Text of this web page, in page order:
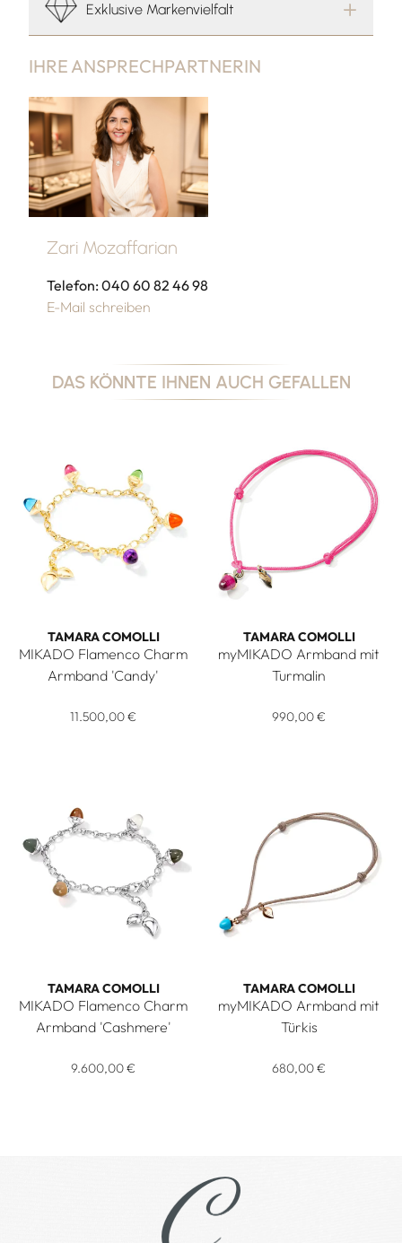
IHRE ANSPRECHPARTNERIN
Zari Mozaffarian
Telefon: 040 60 82 46 98
E-Mail schreiben
Exklusive Markenvielfalt
DAS KÖNNTE IHNEN AUCH GEFALLEN
TAMARA COMOLLI
MIKADO Flamenco Charm
Armband 'Candy'
11.500,00 €
TAMARA COMOLLI
myMIKADO Armband mit
Turmalin
990,00 €
TAMARA COMOLLI
MIKADO Flamenco Charm
Armband 'Cashmere'
9.600,00 €
TAMARA COMOLLI
myMIKADO Armband mit
Türkis
680,00 €